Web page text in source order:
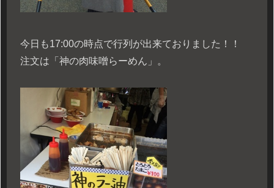
今日も17:00の時点で行列が出来ておりました！！
注文は「神の肉味噌らーめん」。